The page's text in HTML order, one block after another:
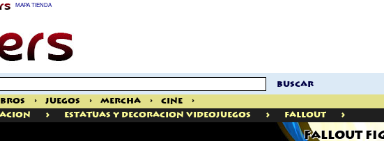
MAPA TIENDA
buscar
> Juegos > Mercha > Cine
>
> Estatuas Y Decoracion Videojuegos > Fallout >
FALLOUT